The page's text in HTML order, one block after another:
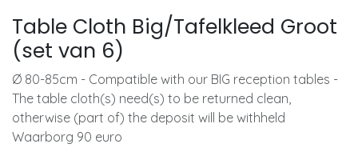
Table Cloth Big/Tafelkleed Groot
(set van 6)
Ø 80-85cm - Compatible with our BIG reception tables -
The table cloth(s) need(s) to be returned clean,
otherwise (part of) the deposit will be withheld
Waarborg 90 euro